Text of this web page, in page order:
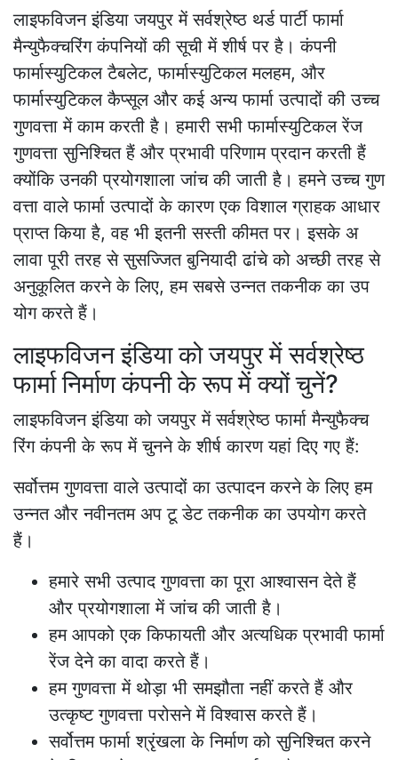
लाइफविजन इंडिया जयपुर में सर्वश्रेष्ठ थर्ड पार्टी फार्मा
मैन्युफैक्चरिंग कंपनियों की सूची में शीर्ष पर है। कंपनी
फार्मास्युटिकल टैबलेट, फार्मास्युटिकल मलहम, और
फार्मास्युटिकल कैप्सूल और कई अन्य फार्मा उत्पादों की उच्च
गुणवत्ता में काम करती है। हमारी सभी फार्मास्युटिकल रेंज
गुणवत्ता सुनिश्चित हैं और प्रभावी परिणाम प्रदान करती हैं
क्योंकि उनकी प्रयोगशाला जांच की जाती है। हमने उच्च गुण
वत्ता वाले फार्मा उत्पादों के कारण एक विशाल ग्राहक आधार
प्राप्त किया है, वह भी इतनी सस्ती कीमत पर। इसके अ
लावा पूरी तरह से सुसज्जित बुनियादी ढांचे को अच्छी तरह से
अनुकूलित करने के लिए, हम सबसे उन्नत तकनीक का उप
योग करते हैं।
लाइफविजन इंडिया को जयपुर में सर्वश्रेष्ठ
फार्मा निर्माण कंपनी के रूप में क्यों चुनें?
लाइफविजन इंडिया को जयपुर में सर्वश्रेष्ठ फार्मा मैन्युफैक्च
रिंग कंपनी के रूप में चुनने के शीर्ष कारण यहां दिए गए हैं:
सर्वोत्तम गुणवत्ता वाले उत्पादों का उत्पादन करने के लिए हम
उन्नत और नवीनतम अप टू डेट तकनीक का उपयोग करते
हैं।
हमारे सभी उत्पाद गुणवत्ता का पूरा आश्वासन देते हैं
और प्रयोगशाला में जांच की जाती है।
हम आपको एक किफायती और अत्यधिक प्रभावी फार्मा
रेंज देने का वादा करते हैं।
हम गुणवत्ता में थोड़ा भी समझौता नहीं करते हैं और
उत्कृष्ट गुणवत्ता परोसने में विश्वास करते हैं।
सर्वोत्तम फार्मा श्रृंखला के निर्माण को सुनिश्चित करने